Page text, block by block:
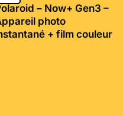
– Now+ Gen3 –
photo
+ film couleur